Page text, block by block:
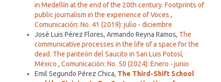
in Medellín at the end of the 20th century. Footprints of
public journalism in the experience of Voces ,
Comunicación: No. 41 (2019): julio - diciembre
José Luis Pérez Flores, Armando Reyna Ramos, The
communicative processes in the life of a space for the
dead. The panteón del Saucito in San Luis Potosí,
México , Comunicación: No. 50 (2024): Enero - junio
Emil Segundo Pérez Chica, The Third-Shift School